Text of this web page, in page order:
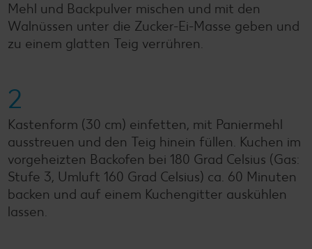
Mehl und Backpulver mischen und mit den
Walnüssen unter die Zucker-Ei-Masse geben und
zu einem glatten Teig verrühren.
2
Kastenform (30 cm) einfetten, mit Paniermehl
ausstreuen und den Teig hinein füllen. Kuchen im
vorgeheizten Backofen bei 180 Grad Celsius (Gas:
Stufe 3, Umluft 160 Grad Celsius) ca. 60 Minuten
backen und auf einem Kuchengitter auskühlen
lassen.